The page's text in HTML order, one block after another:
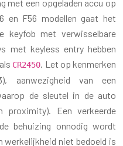
met een opgeladen accu op
en F56 modellen gaat het
keyfob met verwisselbare
met keyless entry hebben
CR2450. Let op kenmerken
aanwezigheid van een
de sleutel in de auto
Een verkeerde
behuizing onnodig wordt
niet bedoeld is